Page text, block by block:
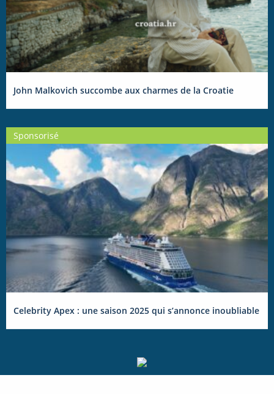
John Malkovich succombe aux charmes de la Croatie
Sponsorisé
Celebrity Apex : une saison 2025 qui s’annonce inoubliable